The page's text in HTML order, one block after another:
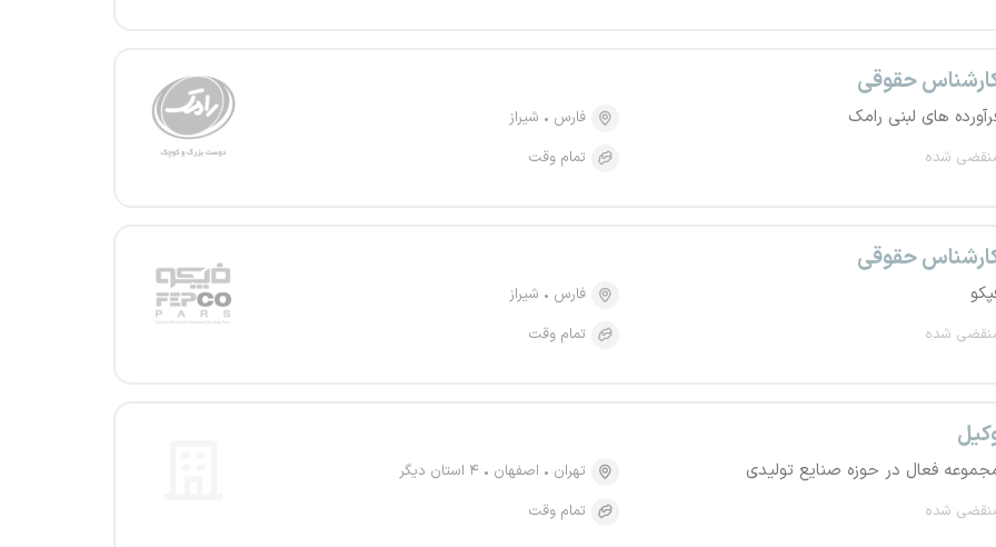
حقوقی
های لبنی رامک
شده
فارس
شیراز
تمام وقت
حقوقی
شده
فارس
شیراز
تمام وقت
فعال در حوزه صنایع تولیدی
شده
تهران اصفهان
۴ استان دیگر
تمام وقت